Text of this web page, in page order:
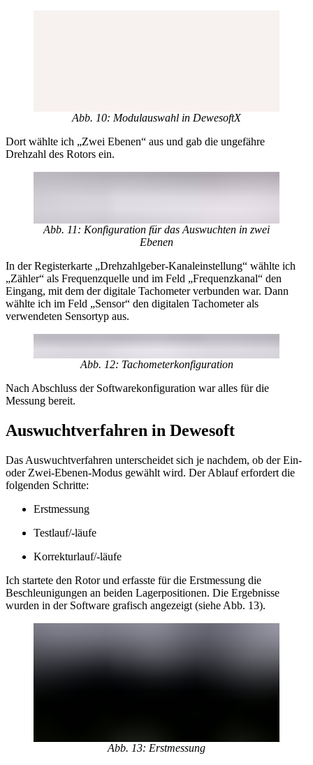
Abb. 10: Modulauswahl in DewesoftX
Dort wählte ich „Zwei Ebenen“ aus und gab die ungefähre
Drehzahl des Rotors ein.
Abb. 11: Konfiguration für das Auswuchten in zwei
Ebenen
In der Registerkarte „Drehzahlgeber-Kanaleinstellung“ wählte ich
„Zähler“ als Frequenzquelle und im Feld „Frequenzkanal“ den
Eingang, mit dem der digitale Tachometer verbunden war. Dann
wählte ich im Feld „Sensor“ den digitalen Tachometer als
verwendeten Sensortyp aus.
Abb. 12: Tachometerkonfiguration
Nach Abschluss der Softwarekonfiguration war alles für die
Messung bereit.
Auswuchtverfahren in Dewesoft
Das Auswuchtverfahren unterscheidet sich je nachdem, ob der Ein‑
oder Zwei‑Ebenen‑Modus gewählt wird. Der Ablauf erfordert die
folgenden Schritte:
Erstmessung
Testlauf/-läufe
Korrekturlauf/-läufe
Ich startete den Rotor und erfasste für die Erstmessung die
Beschleunigungen an beiden Lagerpositionen. Die Ergebnisse
wurden in der Software grafisch angezeigt (siehe Abb. 13).
Abb. 13: Erstmessung